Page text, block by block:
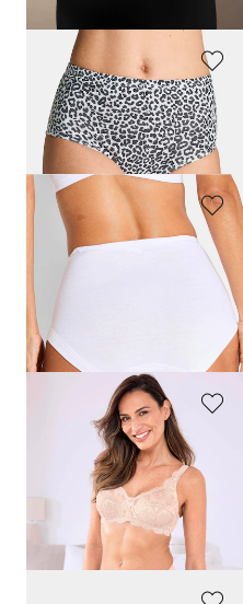
GOLDNER
Lot de slips taille haute en coton
29,95 €
GÖTTING
Meilleur prix sur 30 jours** : 22,46 €
(-11%)
Slip taille haute en dentelle
17,95 €
Meilleur prix sur 30 jours** : 17,95 €
(-20%)